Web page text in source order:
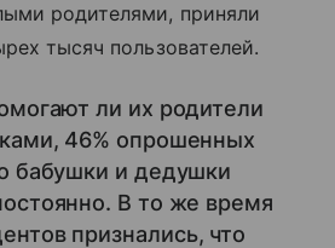
родителями, приняли
тысяч пользователей.
ли их родители
46% опрошенных
бабушки и дедушки
В то же время
признались, что